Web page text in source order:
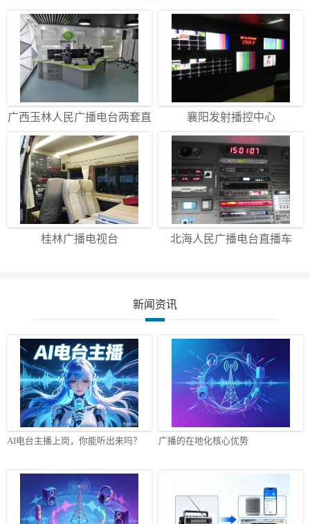
广西玉林人民广播电台两套直
播间
襄阳发射播控中心
桂林广播电视台 北海人民广播电台直播车
新闻资讯
AI电台主播上岗，你能听出来吗？ 广播的在地化核心优势